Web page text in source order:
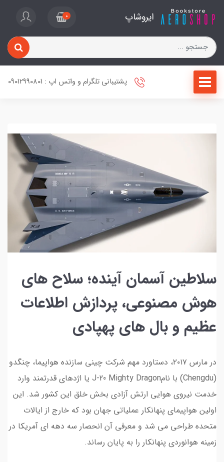
ایروشاپ 0
پشتیبانی تلگرام و واتس اپ : 09012990801
سلاطین آسمان آینده؛ سلاح های
هوش مصنوعی، پردازش اطلاعات
عظیم و بال های پهپادی
در مارس ۲۰۱۷، دستاورد مهم شرکت چینی سازنده هواپیما، چنگدو
(Chengdu) با نامJ-20 Mighty Dragon یا اژدهای قدرتمند وارد
خدمت نیروی هوایی ارتش آزادی بخش خلق این کشور شد. این
اولین هواپیمای پنهانکار عملیاتی جهان بود که خارج از ایالات
متحده طراحی می شد و معرفی آن انحصار سه دهه ای آمریکا در
زمینه هوانوردی پنهانکار را به پایان رساند.